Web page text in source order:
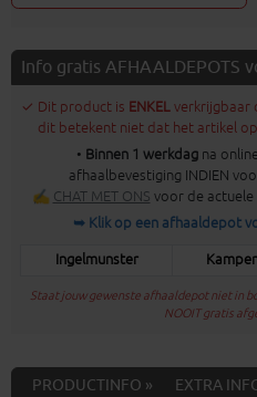
Info gratis AFHAALDEPOTS
✓ Dit product is ENKELverkrijgbaar
dit betekent niet dat het artikel
• Binnen 1 werkdagna
afhaalbevestiging INDIEN
✍ CHAT MET ONS voor de
➥ Klik op een afhaaldepot
Ingelmunster
Staat jouw gewenste afhaaldepot niet in
NOOIT gratis
PRODUCTINFO »
EXTRA